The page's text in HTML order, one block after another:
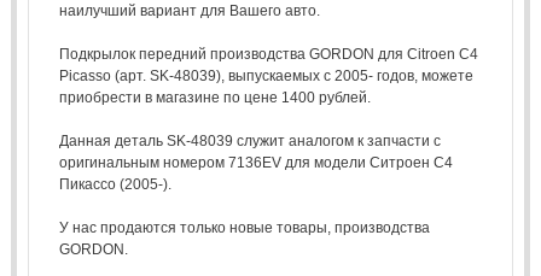
наилучший вариант для Вашего авто.
Подкрылок передний производства GORDON для Citroen C4
Picasso (арт. SK-48039), выпускаемых с 2005- годов, можете
приобрести в магазине по цене 1400 рублей.
Данная деталь SK-48039 служит аналогом к запчасти с
оригинальным номером 7136EV для модели Ситроен С4
Пикассо (2005-).
У нас продаются только новые товары, производства
GORDON.